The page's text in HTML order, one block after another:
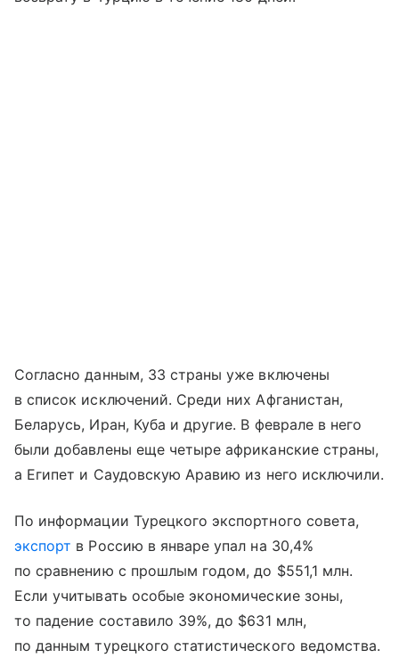
Согласно данным, 33 страны уже включены
в список исключений. Среди них Афганистан,
Беларусь, Иран, Куба и другие. В феврале в него
были добавлены еще четыре африканские страны,
а Египет и Саудовскую Аравию из него исключили.
По информации Турецкого экспортного совета,
экспорт в Россию в январе упал на 30,4%
по сравнению с прошлым годом, до $551,1 млн.
Если учитывать особые экономические зоны,
то падение составило 39%, до $631 млн,
по данным турецкого статистического ведомства.